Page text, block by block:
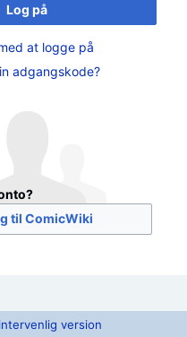
Log på
at logge på
adgangskode?
til ComicWiki
version